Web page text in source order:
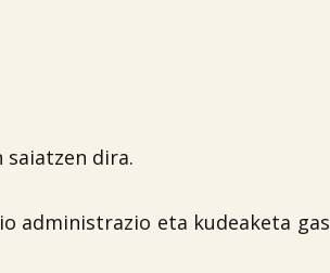
dira.
administrazio eta kudeaketa